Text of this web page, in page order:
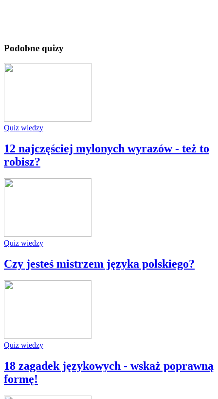
Podobne quizy
Quiz wiedzy
12 najczęściej mylonych wyrazów - też to
robisz?
Quiz wiedzy
Czy jesteś mistrzem języka polskiego?
Quiz wiedzy
18 zagadek językowych - wskaż poprawną
formę!